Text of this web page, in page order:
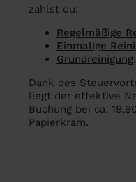
zahlst du:
Regelmäßige
Einmalige
Grundreinigung
Dank des
liegt der effektive
Buchung bei ca.
Papierkram.